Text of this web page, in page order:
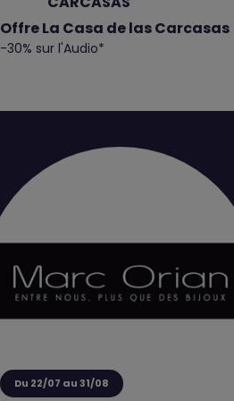
Offre La Casa de las Carcasas
-30% sur l'Audio*
Du 22/07 au 31/08